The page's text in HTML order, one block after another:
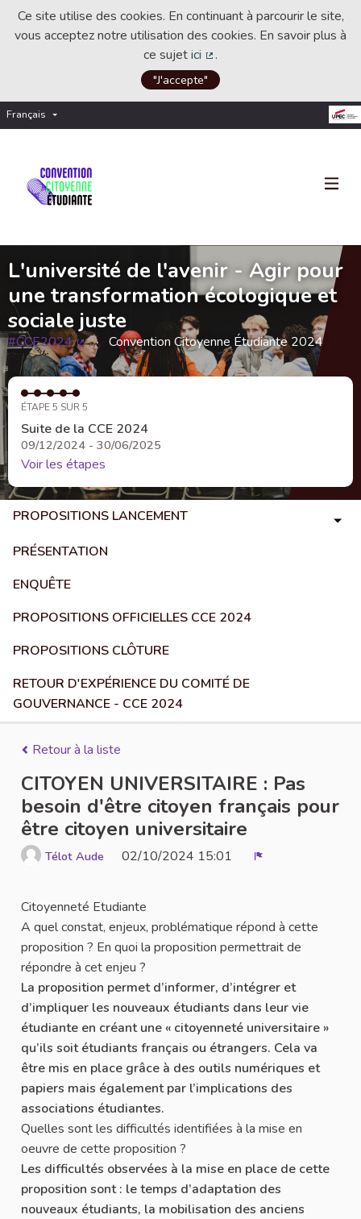
Ce site utilise des cookies. En continuant à parcourir le site,
vous acceptez notre utilisation des cookies. En savoir plus à
ce sujetici
(Lien externe)
.
"J'accepte"
Français Choisir la langue
L'université de l'avenir - Agir pour
une transformation écologique et
sociale juste
#CCE2024
(Lien externe)
Convention Citoyenne Étudiante 2024
ÉTAPE 5 SUR 5
Suite de la CCE 2024
09/12/2024 - 30/06/2025
Voir les étapes
PROPOSITIONS LANCEMENT
PRÉSENTATION
ENQUÊTE
PROPOSITIONS OFFICIELLES CCE 2024
PROPOSITIONS CLÔTURE
RETOUR D'EXPÉRIENCE DU COMITÉ DE
GOUVERNANCE - CCE 2024
Retour à la liste
CITOYEN UNIVERSITAIRE : Pas
besoin d'être citoyen français pour
être citoyen universitaire
Télot Aude 02/10/2024 15:01
Citoyenneté Etudiante
A quel constat, enjeux, problématique répond à cette
proposition ? En quoi la proposition permettrait de
répondre à cet enjeu ?
La proposition permet d’informer, d’intégrer et
d’impliquer les nouveaux étudiants dans leur vie
étudiante en créant une « citoyenneté universitaire »
qu’ils soit étudiants français ou étrangers. Cela va
être mis en place grâce à des outils numériques et
papiers mais également par l’implications des
associations étudiantes.
Quelles sont les difficultés identifiées à la mise en
oeuvre de cette proposition ?
Les difficultés observées à la mise en place de cette
proposition sont : le temps d’adaptation des
nouveaux étudiants, la mobilisation des anciens